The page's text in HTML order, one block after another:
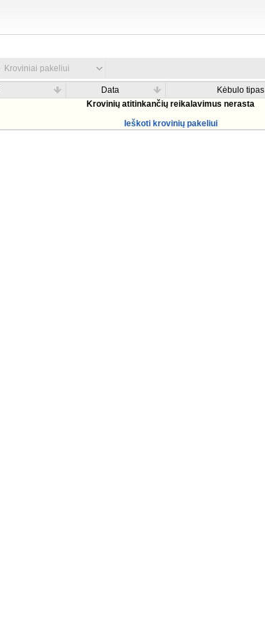
Kroviniai pakeliui
Data Kėbulo tipas
Krovinių atitinkančių reikalavimus nerasta
Ieškoti krovinių pakeliui